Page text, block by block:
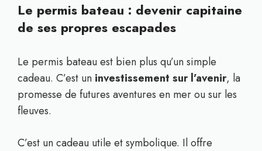
Le permis bateau : devenir capitaine
de ses propres escapades
Le permis bateau est bien plus qu’un simple
cadeau. C’est un investissement sur l’avenir, la
promesse de futures aventures en mer ou sur les
fleuves.
C’est un cadeau utile et symbolique. Il offre